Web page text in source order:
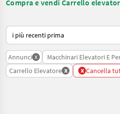
Compra e vendi Carrello
Ecco come viene ordinato su
Annunci x Macchinari Elevatori E Per
Carrello Elevatore x x Cancella